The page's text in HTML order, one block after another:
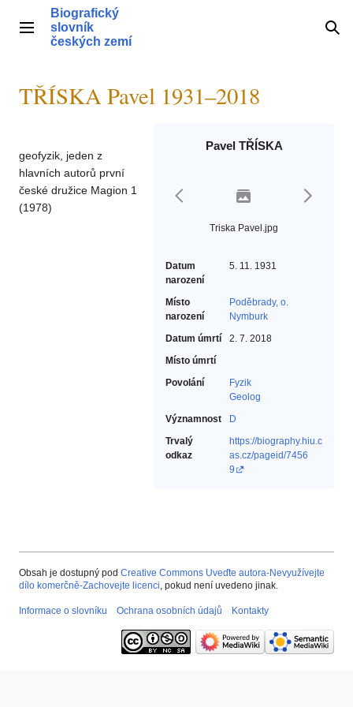
obsahHlavní menu
Biografický
slovník
českých zemí
TŘÍSKA Pavel 1931–2018
Pavel TŘÍSKA
Triska Pavel.jpg
Datum
narození
5. 11. 1931
Místo
narození
Poděbrady, o.
Nymburk
Datum úmrtí
2. 7. 2018
Místo úmrtí
Povolání
Fyzik‎
Geolog‎
Významnost
D
Trvalý
odkaz
https://biography.hiu.c
as.cz/pageid/7456
9
geofyzik, jeden z
hlavních autorů první
české družice Magion 1
(1978)
Obsah je dostupný pod Creative Commons Uveďte autora-Nevyužívejte
dílo komerčně-Zachovejte licenci, pokud není uvedeno jinak.
Informace o slovníku Ochrana osobních údajů Kontakty